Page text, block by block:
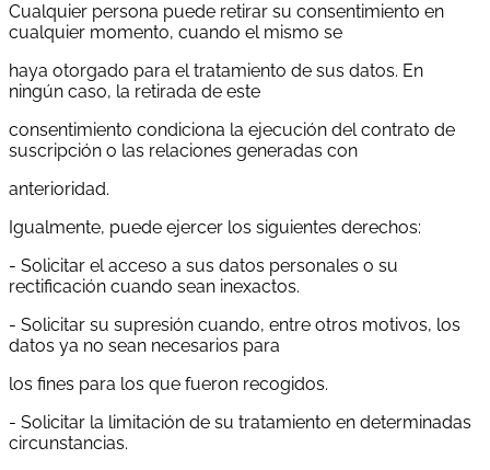
Cualquier persona puede retirar su consentimiento en
cualquier momento, cuando el mismo se
haya otorgado para el tratamiento de sus datos. En
ningún caso, la retirada de este
consentimiento condiciona la ejecución del contrato de
suscripción o las relaciones generadas con
anterioridad.
Igualmente, puede ejercer los siguientes derechos:
- Solicitar el acceso a sus datos personales o su
rectificación cuando sean inexactos.
- Solicitar su supresión cuando, entre otros motivos, los
datos ya no sean necesarios para
los fines para los que fueron recogidos.
- Solicitar la limitación de su tratamiento en determinadas
circunstancias.